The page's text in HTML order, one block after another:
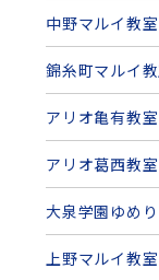
中野マルイ教
錦糸町マルイ
アリオ亀有教
アリオ葛西教
大泉学園ゆめ
上野マルイ教